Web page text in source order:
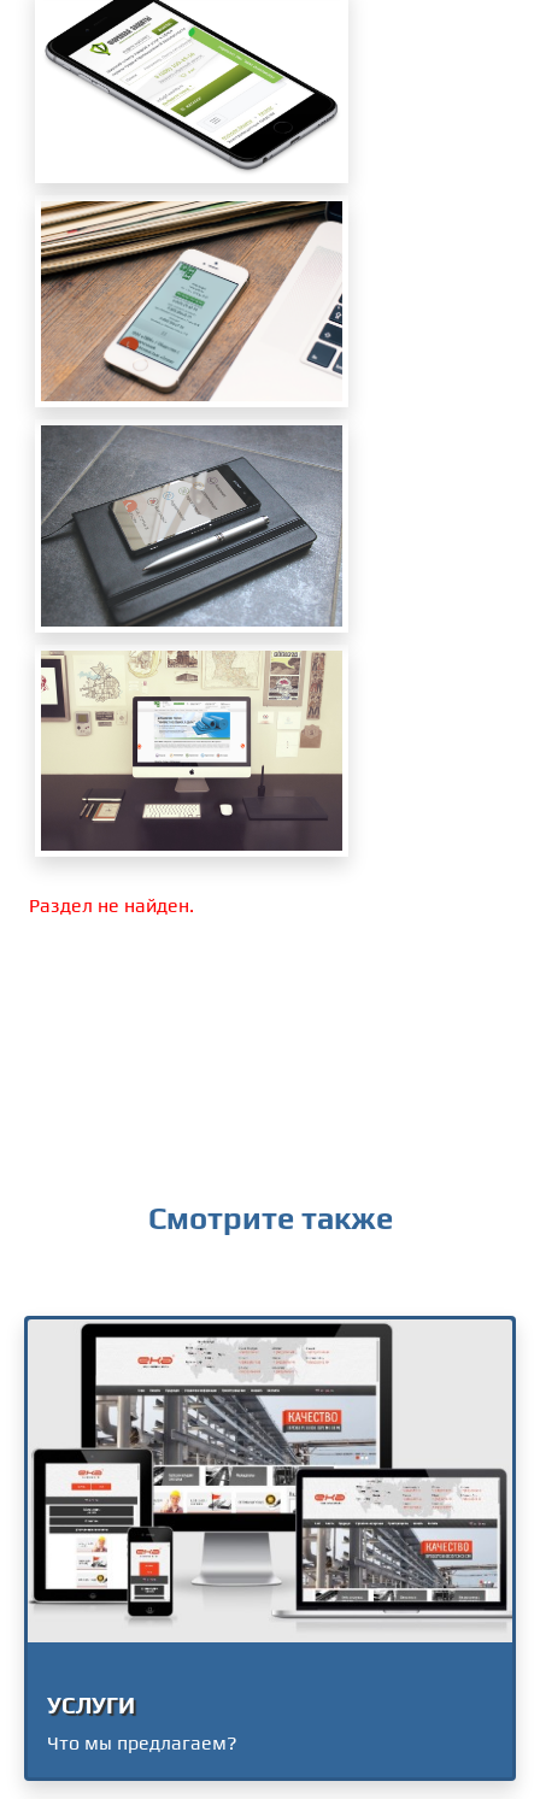
Раздел не найден.
Смотрите также
УСЛУГИ
Что мы предлагаем?